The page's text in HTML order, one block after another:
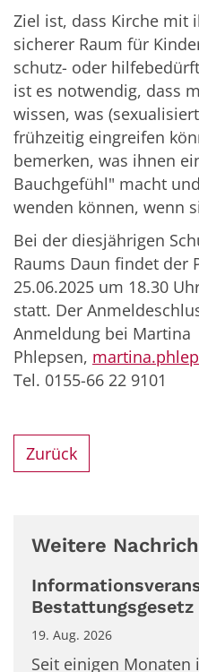
Ziel ist, dass Kirche mit
sicherer Raum für
schutz- oder
ist es notwendig, dass
wissen, was
frühzeitig eingreifen
bemerken, was ihnen
Bauchgefühl" macht
wenden können, wenn
Bei der diesjährigen
Raums Daun findet der
25.06.2025 um 18.30
statt. Der
Anmeldung bei Martina
Phlepsen,
Tel. 0155-66 22 9101
Zurück
Weitere
Bestattungsgesetz
19. Aug. 2026
Seit einigen Monaten